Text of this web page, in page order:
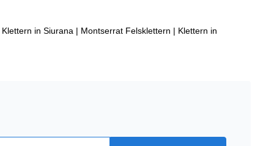
Klettern in Siurana | Montserrat Felsklettern | Klettern in